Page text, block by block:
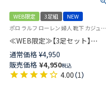
WEB限定 3足組
NEW
ポロ ラルフ ローレン 婦人 靴下 カジュアル 26SS
≪WEB限定≫【3足セット】
POLO RALPH LAUREN PRE
SPRING BEAR ＆ WAFFLE
STRIPE ＆ Polo LOGO クルー丈
ソックス レディース 93246302
通常価格 ¥4,950
販売価格 ¥4,950税込
4.00（1）